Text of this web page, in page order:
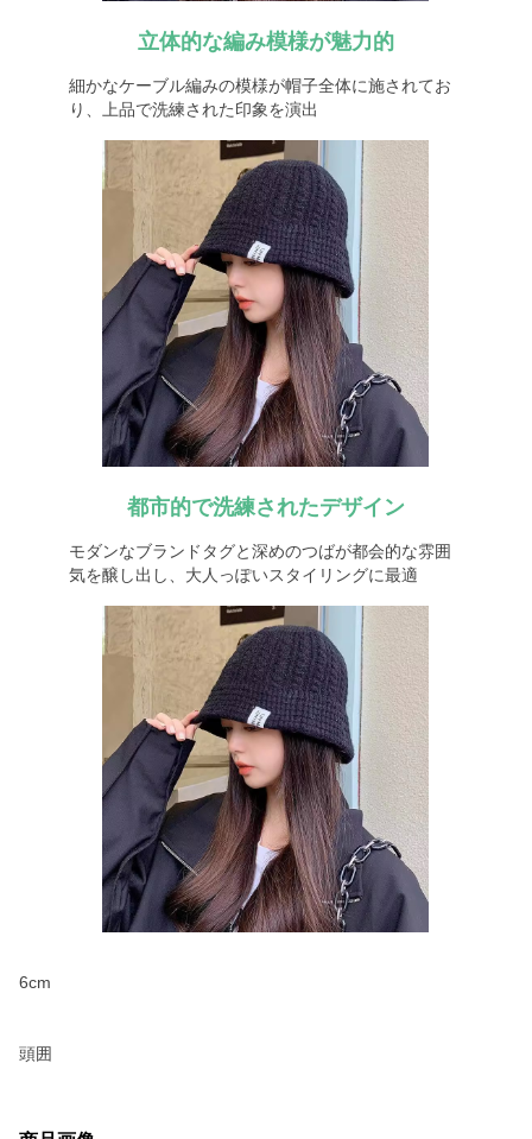
立体的な編み模様が魅力的
細かなケーブル編みの模様が帽子全体に施されてお
り、上品で洗練された印象を演出
都市的で洗練されたデザイン
モダンなブランドタグと深めのつばが都会的な雰囲
気を醸し出し、大人っぽいスタイリングに最適
6cm
頭囲